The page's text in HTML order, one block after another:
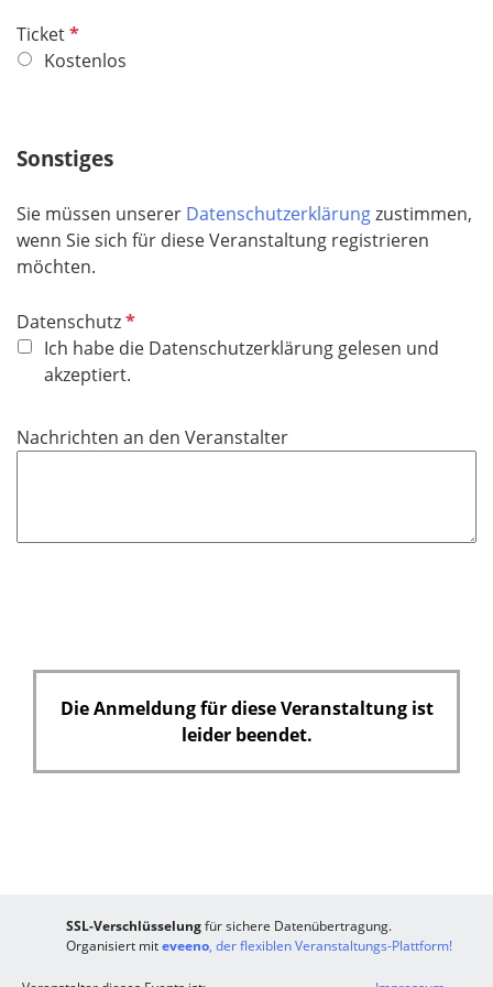
TicketP
f
h
f
e
l
Kostenlos
Sonstiges
Sie müssen unserer Datenschutzerklärungzustimmen,
wenn Sie sich für diese Veranstaltung registrieren
möchten.
DatenschutzP
f
l
h
Ich habe die Datenschutzerklärung gelesen und
akzeptiert.
Nachrichten an den Veranstalter
Die Anmeldung für diese Veranstaltung ist
leider beendet.
SSL-Verschlüsselungfür sichere Datenübertragung.
Organisiert miteveeno, der flexiblen Veranstaltungs-Plattform!